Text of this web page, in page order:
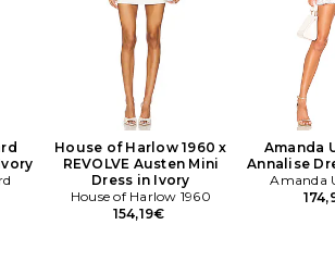
House of Harlow 1960 x
REVOLVE Austen Mini
Dress in Ivory
House of Harlow 1960
154,19€
Amanda
Annalise
Amanda